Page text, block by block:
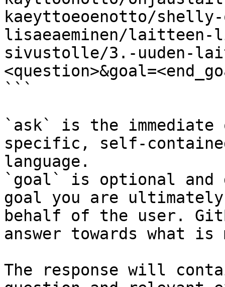
kaeyttoeoenotto/shelly-
lisaeaeminen/laitteen-
sivustolle/3.-uuden-
```
`ask` is the
specific, self-
language.
`goal` is optional and
goal you are
behalf of the user.
answer towards what
The response will